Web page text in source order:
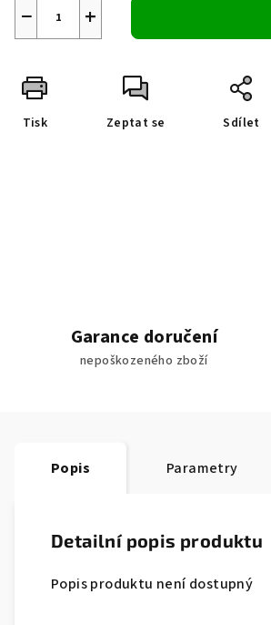
+
−
Tisk Zeptat se Sdílet
Garance doručení
nepoškozeného zboží
Popis Parametry
Detailní popis produktu
Popis produktu není dostupný